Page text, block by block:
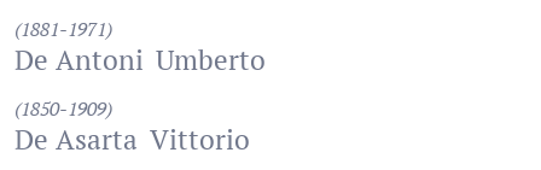
(1881-1971)
De Antoni Umberto
(1850-1909)
De Asarta Vittorio